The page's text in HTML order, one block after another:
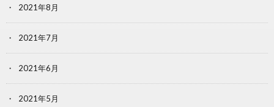
2021年8月
2021年7月
2021年6月
2021年5月